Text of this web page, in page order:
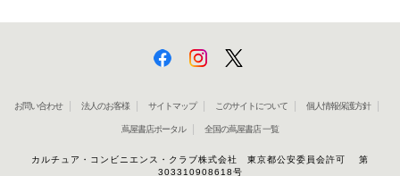
お問い合わせ 法人のお客様 サイトマップ このサイトについて 個人情報保護方針
蔦屋書店ポータル 全国の蔦屋書店 一覧
カルチュア・コンビニエンス・クラブ株式会社 東京都公安委員会許可 第
303310908618号